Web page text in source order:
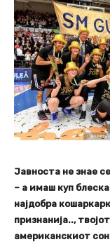
Јавноста не знае
– а имаш куп
најдобра
признанија..,
американскиот